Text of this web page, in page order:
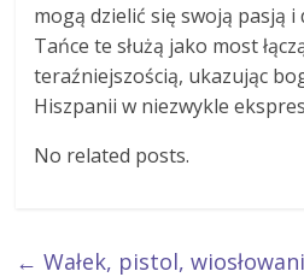
mogą dzielić się swoją pasją i
Tańce te służą jako most
teraźniejszością, ukazując
Hiszpanii w niezwykle
No related posts.
← Wałek, pistol,